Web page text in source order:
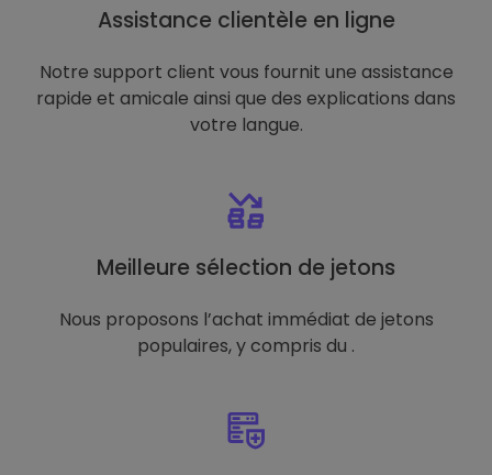
Assistance clientèle en ligne
Notre support client vous fournit une assistance
rapide et amicale ainsi que des explications dans
votre langue.
Meilleure sélection de jetons
Nous proposons l’achat immédiat de jetons
populaires, y compris du .